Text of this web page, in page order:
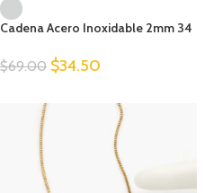
Cadena Acero Inoxidable 2mm 34
$69.00 $34.50